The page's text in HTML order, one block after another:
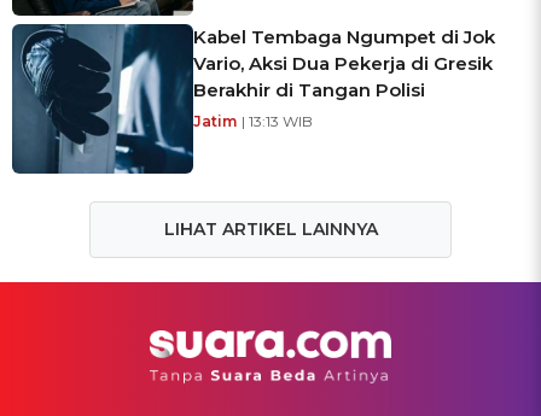
Kabel Tembaga Ngumpet di Jok
Vario, Aksi Dua Pekerja di Gresik
Berakhir di Tangan Polisi
Jatim | 13:13 WIB
LIHAT ARTIKEL LAINNYA